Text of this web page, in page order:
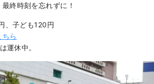
終時刻を忘れずに！
、子ども120円
ちら
運休中。